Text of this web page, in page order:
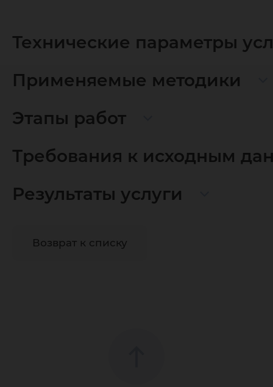
Технические параметры
Применяемые методики
Этапы работ
Требования к исходным
Результаты услуги
Возврат к списку